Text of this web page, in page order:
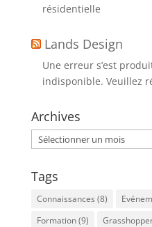
résidentielle
Lands Design
Une erreur s’est
indisponible. Veuillez
Archives
Archives
Tags
Connaissances (8)
Formation(9)